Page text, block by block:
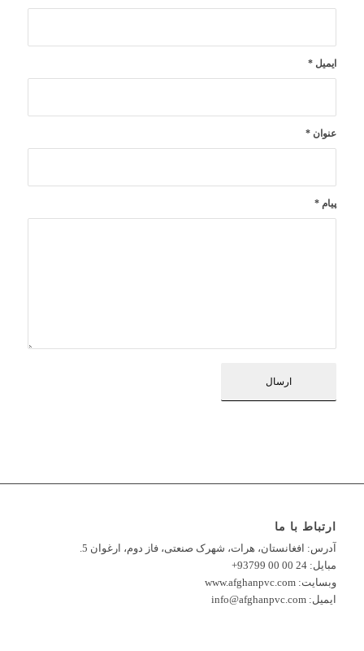
ایمیل *
عنوان *
پیام *
ارتباط با ما
آدرس: افغانستان، هرات، شهرک صنعتی، فاز دوم، ارغوان 5.
مبایل: 24 00 00 93799+
وبسایت: www.afghanpvc.com
ایمیل: info@afghanpvc.com